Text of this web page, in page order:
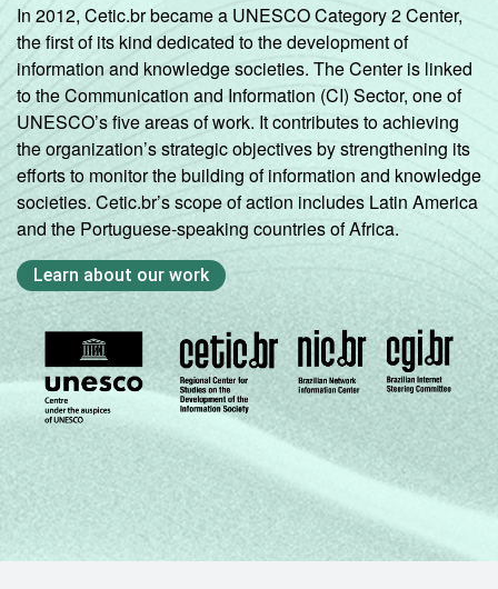
In 2012, Cetic.br became a UNESCO Category 2 Center,
the first of its kind dedicated to the development of
information and knowledge societies. The Center is linked
to the Communication and Information (CI) Sector, one of
UNESCO’s five areas of work. It contributes to achieving
the organization’s strategic objectives by strengthening its
efforts to monitor the building of information and knowledge
societies. Cetic.br’s scope of action includes Latin America
and the Portuguese-speaking countries of Africa.
Learn about our work